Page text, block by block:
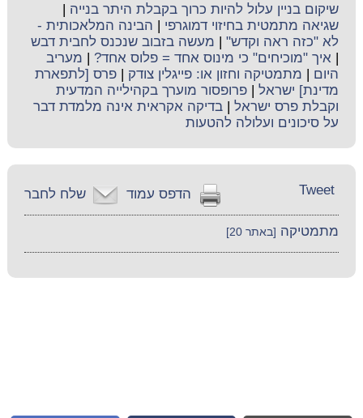
שיקום בניין עלול להיות כרוך בקבלת היתר בנייה |
שגיאה מתמטית בחיזוי דמוגרפי | הבינה המלאכותית -
לא "כזה ראה וקדש" | מעשה בזבוב שנכנס לחבית דבש
| איך "מוכיחים" כי מינוס אחד = פלוס אחד? | מעריב
היום | מתמטיקה וחזון או: פייגלין צודק |פרס [לתפארת
מדינת] ישראל |פרופסור מוערך בקהילייה המדעית
וקבלת פרס ישראל |בדיקה אקראית אינה מלמדת דבר
על סיכונים ועלולה להטעות
שלח לחבר הדפס עמוד Tweet
מתמטיקה [באתר 20]